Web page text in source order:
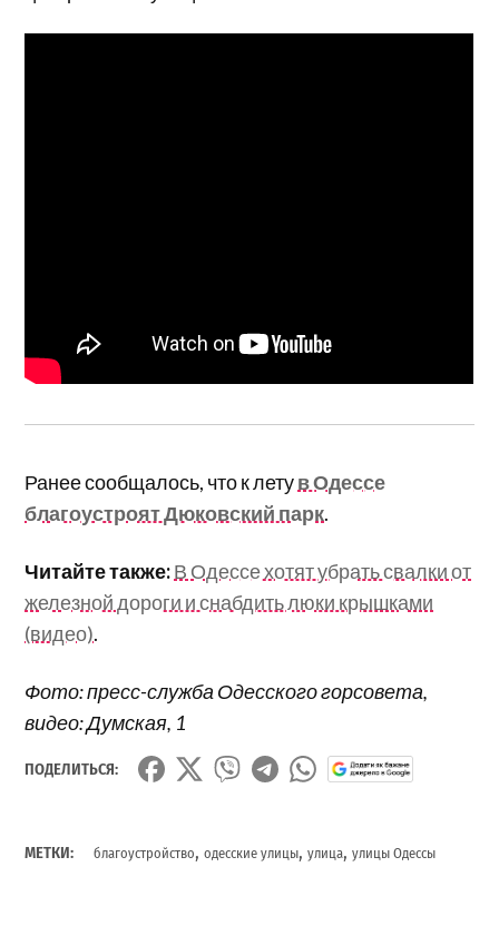
Ранее сообщалось, что к летув Одессе
благоустроят Дюковский парк.
Читайте также:В Одессе хотят убрать свалки от
железной дороги и снабдить люки крышками
(видео).
Фото: пресс-служба Одесского горсовета,
видео: Думская, 1
ПОДЕЛИТЬСЯ:
МЕТКИ: благоустройство,одесские улицы,улица,улицы Одессы